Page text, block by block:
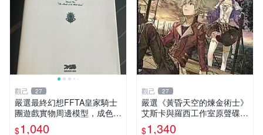
觀己 27
嚴選最終幻想FFTA皇家騎士
團遊戲實物周邊模型，成色佳
單件直售 最終幻想、FFTA、
$1,040
觀己 27
嚴選《黃昏天空的煉金術士》
艾斯卡與羅西工作室原聲碟
游戲音樂 CD 黃昏天空 錢金
$1,340